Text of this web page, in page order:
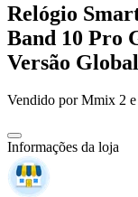
Relógio
Band 10 Pro
Versão
Vendido porMmix 2
Informações da loja